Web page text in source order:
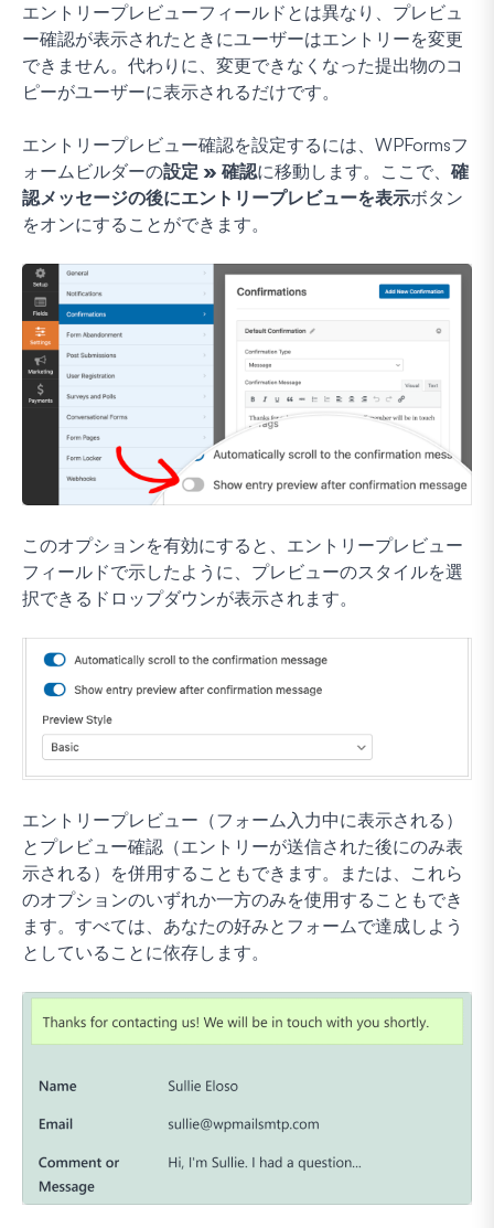
エントリープレビューフィールドとは異なり、プレビュ
ー確認が表示されたときにユーザーはエントリーを変更
できません。代わりに、変更できなくなった提出物のコ
ピーがユーザーに表示されるだけです。
エントリープレビュー確認を設定するには、WPFormsフ
ォームビルダーの設定 » 確認に移動します。ここで、 確
認メッセージの後にエントリープレビューを表示ボタン
をオンにすることができます。
このオプションを有効にすると、エントリープレビュー
フィールドで示したように、プレビューのスタイルを選
択できるドロップダウンが表示されます。
エントリープレビュー（フォーム入力中に表示される）
とプレビュー確認（エントリーが送信された後にのみ表
示される）を併用することもできます。または、これら
のオプションのいずれか一方のみを使用することもでき
ます。すべては、あなたの好みとフォームで達成しよう
としていることに依存します。